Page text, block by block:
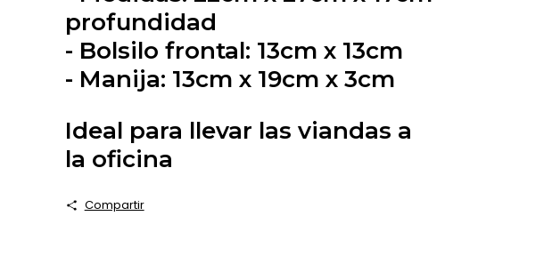
profundidad
- Bolsilo frontal: 13cm x 13cm
- Manija: 13cm x 19cm x 3cm
Ideal para llevar las viandas a
la oficina
Compartir